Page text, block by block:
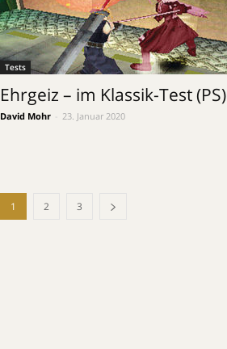
Tests
Ehrgeiz – im Klassik-Test (PS)
David Mohr 23. Januar 2020
1 2 3